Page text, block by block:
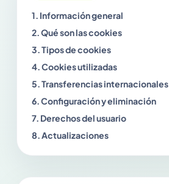
1. Información general
2. Qué son las cookies
3. Tipos de cookies
4. Cookies utilizadas
5. Transferencias internacionales
6. Configuración y eliminación
7. Derechos del usuario
8. Actualizaciones